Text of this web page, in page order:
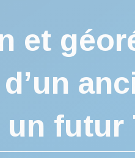
et
un futur